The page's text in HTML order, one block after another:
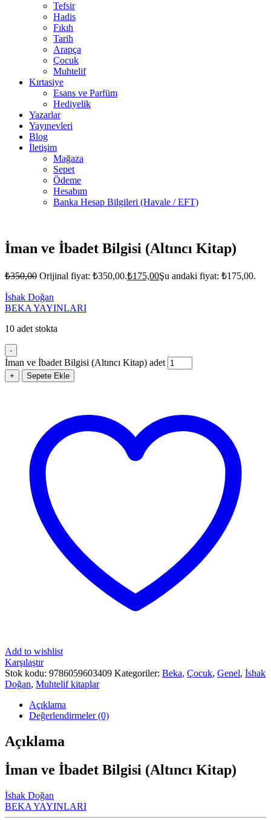
Tefsir
Hadis
Fıkıh
Tarih
Arapça
Çocuk
Muhtelif
Kırtasiye
Esans ve Parfüm
Hediyelik
Yazarlar
Yayınevleri
Blog
İletişim
Mağaza
Sepet
Ödeme
Hesabım
Banka Hesap Bilgileri (Havale / EFT)
İman ve İbadet Bilgisi (Altıncı Kitap)
₺350,00 Orijinal fiyat: ₺350,00.₺175,00Şu andaki fiyat: ₺175,00.
İshak Doğan
BEKA YAYINLARI
10 adet stokta
-
İman ve İbadet Bilgisi (Altıncı Kitap) adet
+ Sepete Ekle
Add to wishlist
Karşılaştır
Stok kodu: 9786059603409 Kategoriler: Beka, Çocuk, Genel, İshak
Doğan, Muhtelif kitaplar
Açıklama
Değerlendirmeler (0)
Açıklama
İman ve İbadet Bilgisi (Altıncı Kitap)
İshak Doğan
BEKA YAYINLARI